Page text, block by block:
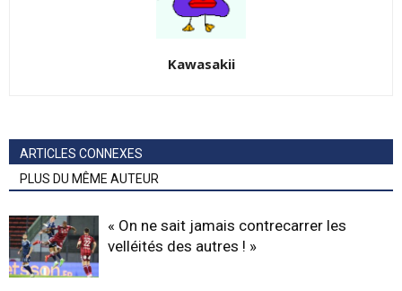
Kawasakii
ARTICLES CONNEXES
PLUS DU MÊME AUTEUR
« On ne sait jamais contrecarrer les
velléités des autres ! »